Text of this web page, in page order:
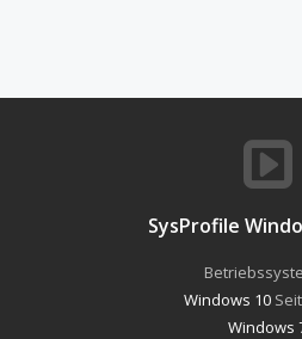
SysProfile
Windows 10
Windows